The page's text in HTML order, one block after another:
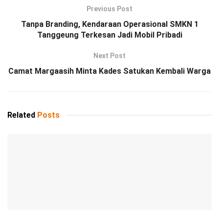
Previous Post
Tanpa Branding, Kendaraan Operasional SMKN 1
Tanggeung Terkesan Jadi Mobil Pribadi
Next Post
Camat Margaasih Minta Kades Satukan Kembali Warga
Related Posts